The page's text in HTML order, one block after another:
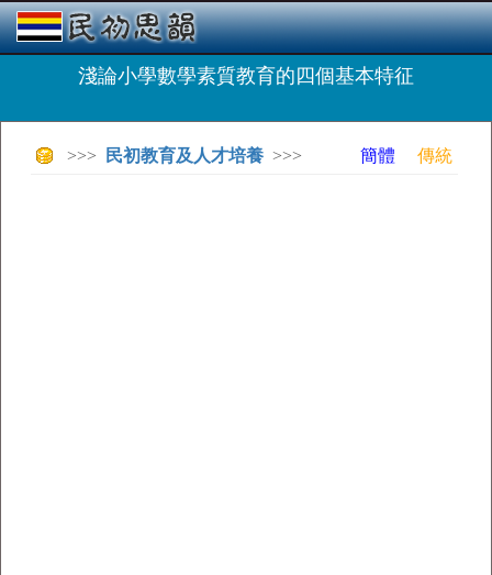
淺論小學數學素質教育的四個基本特征
>>> 民初教育及人才培養 >>> 簡體 傳統